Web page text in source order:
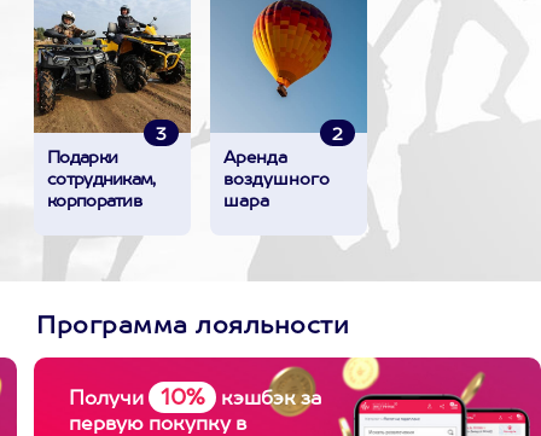
3
Подарки
сотрудникам,
корпоратив
2
Аренда
воздушного
шара
Программа лояльности
Получи 10%
кэшбэк за
первую покупку в